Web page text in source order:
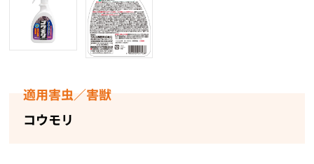
適用害虫／害獣
コウモリ